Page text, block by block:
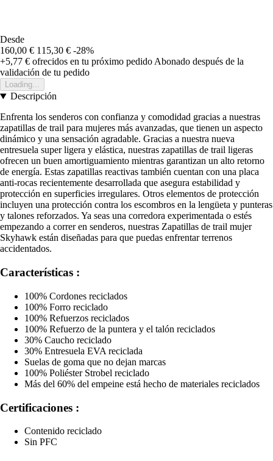
Desde
160,00 € 115,30 € -28%
+5,77 € ofrecidos en tu próximo pedidoAbonado después de la
validación de tu pedido
Loading...
Descripción
Enfrenta los senderos con confianza y comodidad gracias a nuestras
zapatillas de trail para mujeres más avanzadas, que tienen un aspecto
dinámico y una sensación agradable. Gracias a nuestra nueva
entresuela super ligera y elástica, nuestras zapatillas de trail ligeras
ofrecen un buen amortiguamiento mientras garantizan un alto retorno
de energía. Estas zapatillas reactivas también cuentan con una placa
anti-rocas recientemente desarrollada que asegura estabilidad y
protección en superficies irregulares. Otros elementos de protección
incluyen una protección contra los escombros en la lengüeta y punteras
y talones reforzados. Ya seas una corredora experimentada o estés
empezando a correr en senderos, nuestras Zapatillas de trail mujer
Skyhawk están diseñadas para que puedas enfrentar terrenos
accidentados.
Características :
100% Cordones reciclados
100% Forro reciclado
100% Refuerzos reciclados
100% Refuerzo de la puntera y el talón reciclados
30% Caucho reciclado
30% Entresuela EVA reciclada
Suelas de goma que no dejan marcas
100% Poliéster Strobel reciclado
Más del 60% del empeine está hecho de materiales reciclados
Certificaciones :
Contenido reciclado
Sin PFC